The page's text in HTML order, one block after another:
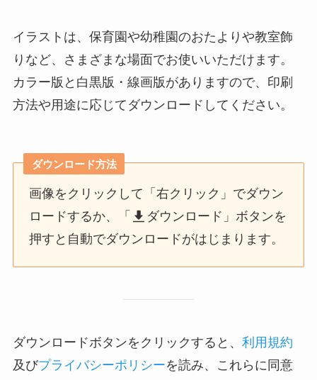
イラストは、保育園や幼稚園のおたよりや教室飾
りなど、さまざまな場面でお使いいただけます。
カラー版と白黒版・線画版がありますので、印刷
方法や用途に応じてダウンロードしてください。
ダウンロード方法
画像をクリックして「右クリック」でダウン
ロードするか、「
ダウンロード」ボタンを
押すと自動でダウンロードがはじまります。
ダウンロードボタンをクリックすると、 利用規約
及びプライバシーポリシーを読み、これらに同意